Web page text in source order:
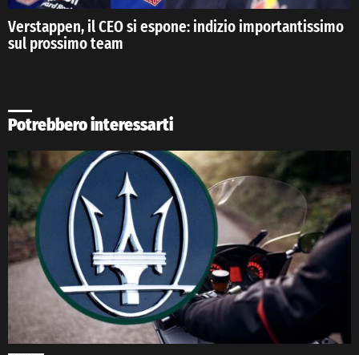
Verstappen, il CEO si espone: indizio importantissimo
sul prossimo team
Potrebbero interessarti